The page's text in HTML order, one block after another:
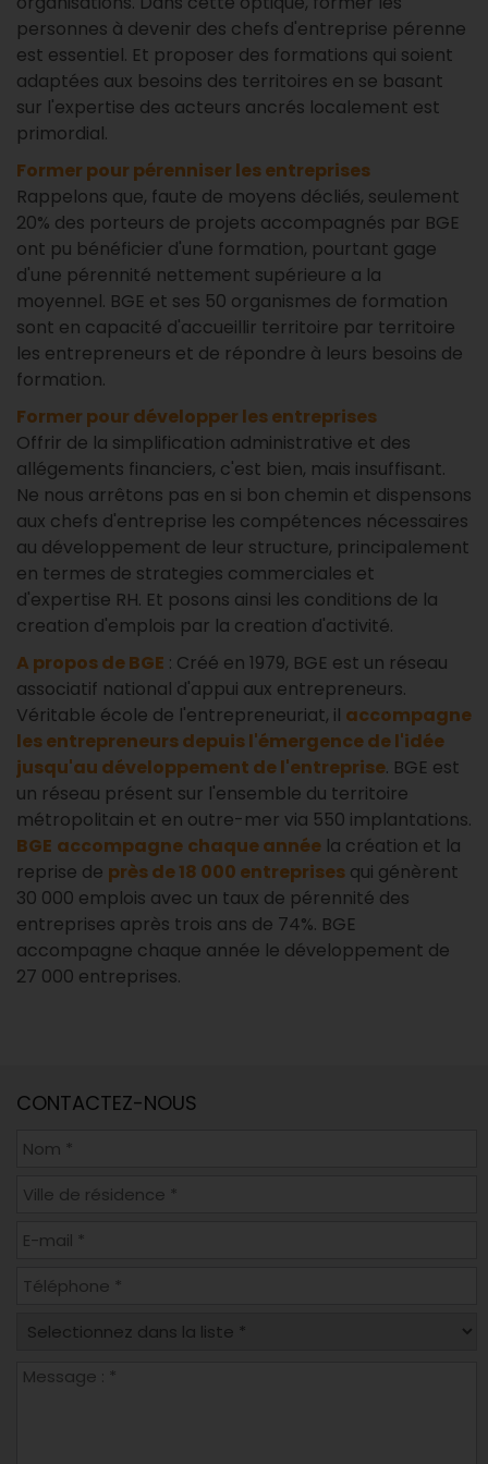
personnes à devenir des chefs d'entreprise pérenne
est essentiel. Et proposer des formations qui soient
adaptées aux besoins des territoires en se basant
sur l'expertise des acteurs ancrés localement est
primordial.
Former pour pérenniser les entreprises
Rappelons que, faute de moyens décliés, seulement
20% des porteurs de projets accompagnés par BGE
ont pu bénéficier d'une formation, pourtant gage
d'une pérennité nettement supérieure a la
moyennel. BGE et ses 50 organismes de formation
sont en capacité d'accueillir territoire par territoire
les entrepreneurs et de répondre à leurs besoins de
formation.
Former pour développer les entreprises
Offrir de la simplification administrative et des
allégements financiers, c'est bien, mais insuffisant.
Ne nous arrêtons pas en si bon chemin et dispensons
aux chefs d'entreprise les compétences nécessaires
au développement de leur structure, principalement
en termes de strategies commerciales et
d'expertise RH. Et posons ainsi les conditions de la
creation d'emplois par la creation d'activité.
A propos de BGE : Créé en 1979, BGE est un réseau
associatif national d'appui aux entrepreneurs.
Véritable école de l'entrepreneuriat, il accompagne
les entrepreneurs depuis l'émergence de l'idée
jusqu'au développement de l'entreprise. BGE est
un réseau présent sur l'ensemble du territoire
métropolitain et en outre-mer via 550 implantations.
BGE accompagne chaque année la création et la
reprise de près de 18 000 entreprises qui génèrent
30 000 emplois avec un taux de pérennité des
entreprises après trois ans de 74%. BGE
accompagne chaque année le développement de
27 000 entreprises.
CONTACTEZ-NOUS